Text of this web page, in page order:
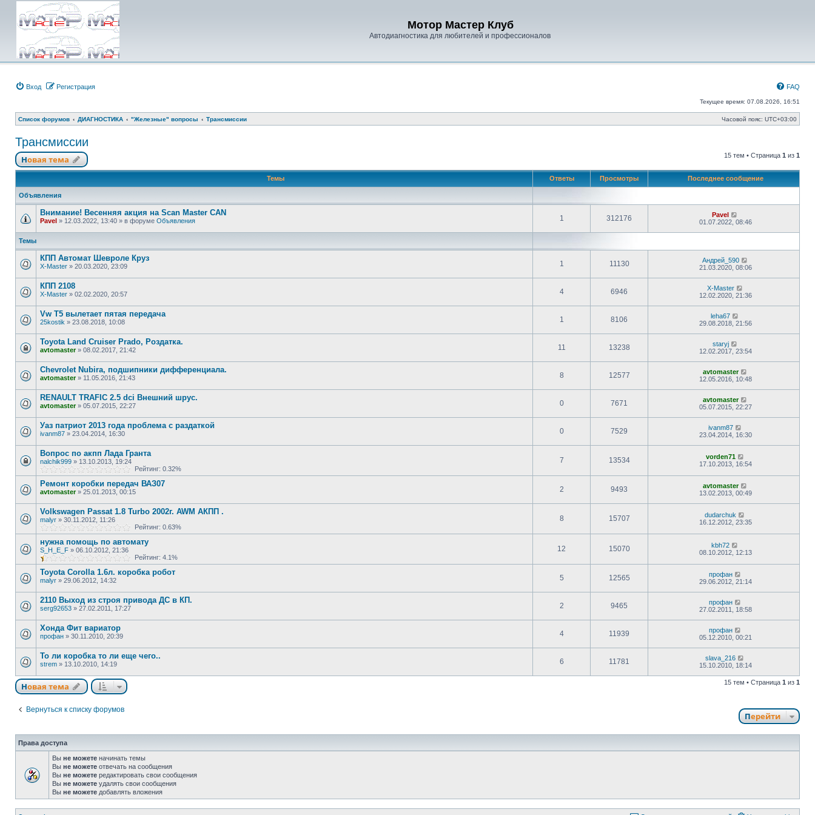
Мотор Мастер Клуб
Автодиагностика для любителей и профессионалов
Вход Регистрация FAQ
Текущее время: 07.08.2026, 16:51
Список форумов ДИАГНОСТИКА "Железные" вопросы Трансмиссии Часовой пояс: UTC+03:00
Трансмиссии
Новая тема 15 тем • Страница 1 из 1
Темы Ответы Просмотры Последнее сообщение
Объявления
Внимание! Весенняя акция на Scan Master CAN
Pavel » 12.03.2022, 13:40 » в форуме Объявления 1 312176
Pavel
01.07.2022, 08:46
Темы
КПП Автомат Шевроле Круз
X-Master » 20.03.2020, 23:09 1 11130
Андрей_590
21.03.2020, 08:06
КПП 2108
X-Master » 02.02.2020, 20:57 4 6946
X-Master
12.02.2020, 21:36
Vw T5 вылетает пятая передача
25kostik » 23.08.2018, 10:08 1 8106
leha67
29.08.2018, 21:56
Toyota Land Cruiser Prado, Роздатка.
avtomaster» 08.02.2017, 21:42 11 13238
staryj
12.02.2017, 23:54
Chevrolet Nubira, подшипники дифференциала.
avtomaster» 11.05.2016, 21:43 8 12577
avtomaster
12.05.2016, 10:48
RENAULT TRAFIC 2.5 dci Внешний шрус.
avtomaster» 05.07.2015, 22:27 0 7671
avtomaster
05.07.2015, 22:27
Уаз патриот 2013 года проблема с раздаткой
ivanm87 » 23.04.2014, 16:30 0 7529
ivanm87
23.04.2014, 16:30
Вопрос по акпп Лада Гранта
nalchik999 » 13.10.2013, 19:24
Рейтинг: 0.32%
7 13534
vorden71
17.10.2013, 16:54
Ремонт коробки передач ВАЗ07
avtomaster» 25.01.2013, 00:15 2 9493
avtomaster
13.02.2013, 00:49
Volkswagen Passat 1.8 Turbo 2002г. AWM АКПП .
malyr » 30.11.2012, 11:26
Рейтинг: 0.63%
8 15707
dudarchuk
16.12.2012, 23:35
нужна помощь по автомату
S_H_E_F » 06.10.2012, 21:36
Рейтинг: 4.1%
12 15070
kbh72
08.10.2012, 12:13
Toyota Corolla 1.6л. коробка робот
malyr » 29.06.2012, 14:32 5 12565
профан
29.06.2012, 21:14
2110 Выход из строя привода ДС в КП.
serg92653 » 27.02.2011, 17:27 2 9465
профан
27.02.2011, 18:58
Хонда Фит вариатор
профан » 30.11.2010, 20:39 4 11939
профан
05.12.2010, 00:21
То ли коробка то ли еще чего..
strem » 13.10.2010, 14:19 6 11781
slava_216
15.10.2010, 18:14
Новая тема 15 тем • Страница 1 из 1
Вернуться к списку форумов
Перейти
Права доступа
Вы не можете начинать темы
Вы не можете отвечать на сообщения
Вы не можете редактировать свои сообщения
Вы не можете удалять свои сообщения
Вы не можете добавлять вложения